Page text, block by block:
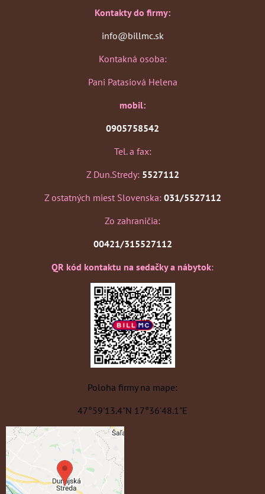
Kontakty do firmy:
info@billmc.sk
Kontakná osoba:
Pani Patasiová Helena
mobil:
0905758542
Tel. a fax:
Z Dun.Stredy: 5527112
Z ostatných miest Slovenska: 031/5527112
Zo zahraničia:
00421/315527112
QR kód kontaktu na sedačky a nábytok:
Poloha firmy na mape:
47°59'13.4"N 17°36'48.1"E